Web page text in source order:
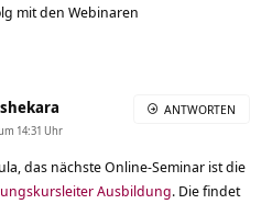
mit den Webinaren
14:31 Uhr
das nächste Online-Seminar ist die
Ausbildung. Die findet
ANTWORTEN